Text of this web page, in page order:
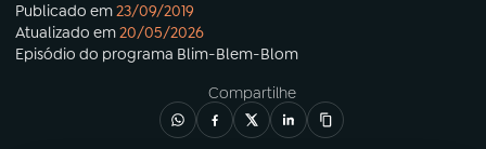
Publicado em23/09/2019
Atualizado em20/05/2026
Episódio do programa Blim-Blem-Blom
Compartilhe